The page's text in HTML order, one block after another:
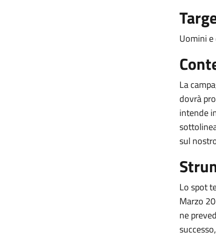
Uomini
La
dovrà
intende
sul
Lo spot
Marzo
ne